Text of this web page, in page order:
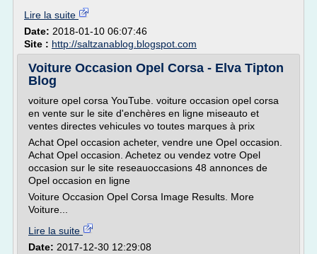
Lire la suite
Date: 2018-01-10 06:07:46
Site : http://saltzanablog.blogspot.com
Voiture Occasion Opel Corsa - Elva Tipton
Blog
voiture opel corsa YouTube. voiture occasion opel corsa
en vente sur le site d'enchères en ligne miseauto et
ventes directes vehicules vo toutes marques à prix
Achat Opel occasion acheter, vendre une Opel occasion.
Achat Opel occasion. Achetez ou vendez votre Opel
occasion sur le site reseauoccasions 48 annonces de
Opel occasion en ligne
Voiture Occasion Opel Corsa Image Results. More
Voiture...
Lire la suite
Date: 2017-12-30 12:29:08